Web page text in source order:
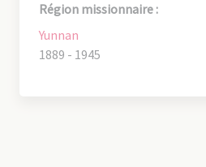
Région missionnaire :
Yunnan
1889 - 1945